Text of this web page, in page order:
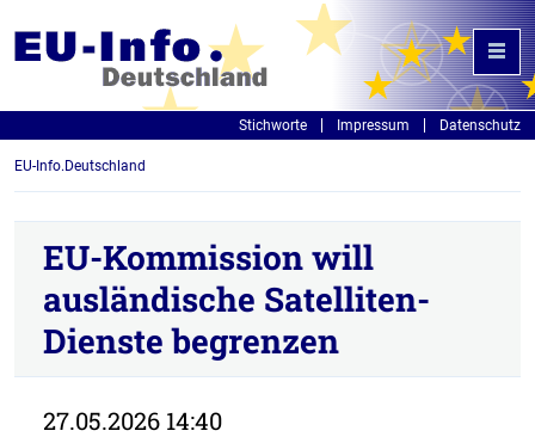
Stichworte Impressum Datenschutz
EU-Info.Deutschland
EU-Kommission will
ausländische Satelliten-
Dienste begrenzen
27.05.2026 14:40